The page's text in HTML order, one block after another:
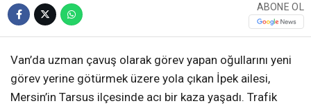
ABONE OL
Van’da uzman çavuş olarak görev yapan oğullarını yeni
görev yerine götürmek üzere yola çıkan İpek ailesi,
Mersin’in Tarsus ilçesinde acı bir kaza yaşadı. Trafik